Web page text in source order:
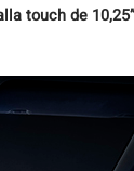
touch de 10,25”